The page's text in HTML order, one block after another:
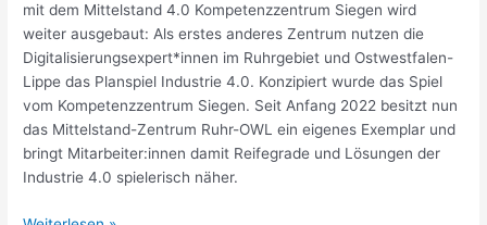
mit dem Mittelstand 4.0 Kompetenzzentrum Siegen wird
weiter ausgebaut: Als erstes anderes Zentrum nutzen die
Digitalisierungsexpert*innen im Ruhrgebiet und Ostwestfalen-
Lippe das Planspiel Industrie 4.0. Konzipiert wurde das Spiel
vom Kompetenzzentrum Siegen. Seit Anfang 2022 besitzt nun
das Mittelstand-Zentrum Ruhr-OWL ein eigenes Exemplar und
bringt Mitarbeiter:innen damit Reifegrade und Lösungen der
Industrie 4.0 spielerisch näher.